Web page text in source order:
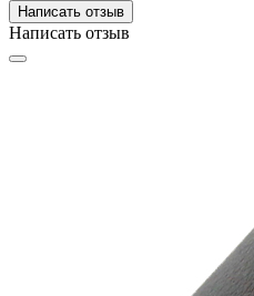
Написать отзыв
Написать отзыв